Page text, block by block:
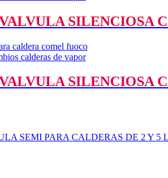
SILENCIOSA
calderas de vapor
SILENCIOSA
SEMI PARA CALDERAS DE 2 Y 5